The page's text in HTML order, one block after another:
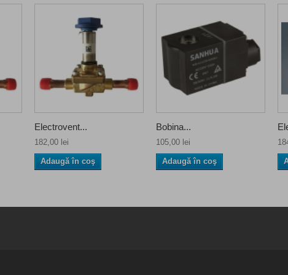
Electrovent...
182,00 lei
Adaugă în coş
Bobina...
105,00 lei
Adaugă în coş